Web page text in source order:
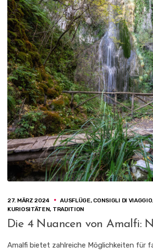
27. MÄRZ 2024 AUSFLÜGE, CONSIGLI DI VIAGGIO
KURIOSITÄTEN, TRADITION
Die 4 Nuancen von Amalfi:
Amalfi bietet zahlreiche Möglichkeiten für